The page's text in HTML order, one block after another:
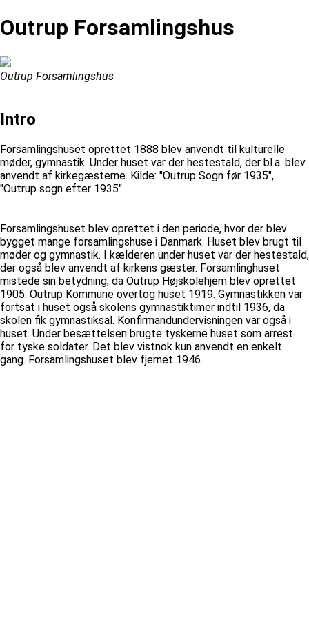
Outrup Forsamlingshus
Outrup Forsamlingshus
Intro
Forsamlingshuset oprettet 1888 blev anvendt til kulturelle
møder, gymnastik. Under huset var der hestestald, der bl.a. blev
anvendt af kirkegæsterne. Kilde: "Outrup Sogn før 1935",
"Outrup sogn efter 1935"
Forsamlingshuset blev oprettet i den periode, hvor der blev
bygget mange forsamlingshuse i Danmark. Huset blev brugt til
møder og gymnastik. I kælderen under huset var der hestestald,
der også blev anvendt af kirkens gæster. Forsamlinghuset
mistede sin betydning, da Outrup Højskolehjem blev oprettet
1905. Outrup Kommune overtog huset 1919. Gymnastikken var
fortsat i huset også skolens gymnastiktimer indtil 1936, da
skolen fik gymnastiksal. Konfirmandundervisningen var også i
huset. Under besættelsen brugte tyskerne huset som arrest
for tyske soldater. Det blev vistnok kun anvendt en enkelt
gang. Forsamlingshuset blev fjernet 1946.